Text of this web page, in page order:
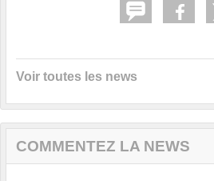
Voir toutes les news
COMMENTEZ LA NEWS